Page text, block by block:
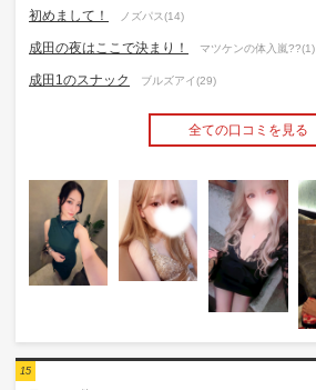
初めまして！ ノズパス(14)
成田の夜はここで決まり！ マツケンの体入嵐??(1)
成田1のスナック ブルズアイ(29)
全ての口コミを見る
15